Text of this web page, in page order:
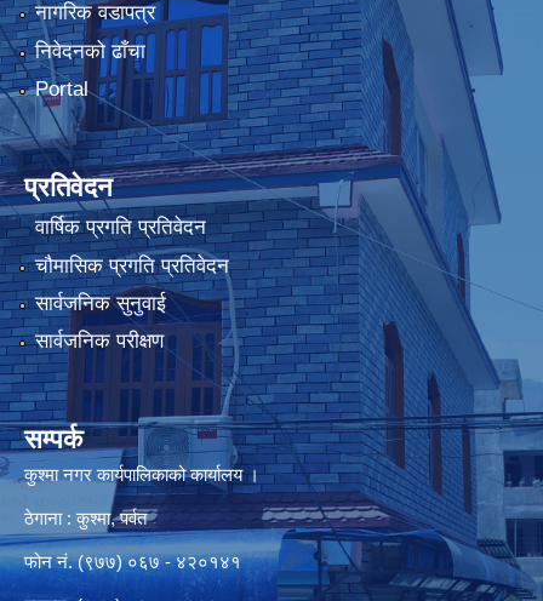
नागरिक वडापत्र
निवेदनको ढाँचा
Portal
प्रतिवेदन
वार्षिक प्रगति प्रतिवेदन
चौमासिक प्रगति प्रतिवेदन
सार्वजनिक सुनुवाई
सार्वजनिक परीक्षण
सम्पर्क
कुश्मा नगर कार्यपालिकाको कार्यालय ।
ठेगाना : कुश्मा, पर्वत
फोन नं. (९७७) ०६७ - ४२०१४१